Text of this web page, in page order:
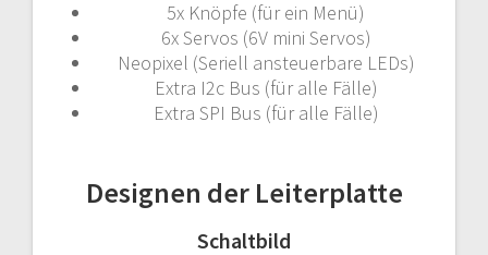
5x Knöpfe (für ein Menü)
6x Servos (6V mini Servos)
Neopixel (Seriell ansteuerbare LEDs)
Extra I2c Bus (für alle Fälle)
Extra SPI Bus (für alle Fälle)
Designen der Leiterplatte
Schaltbild